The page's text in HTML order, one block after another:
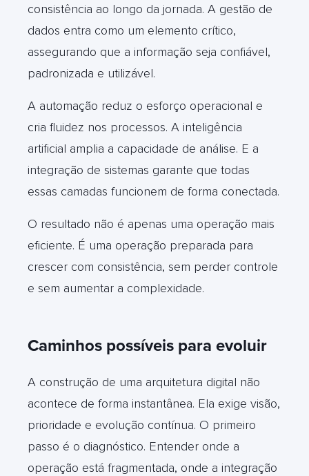
consistência ao longo da jornada. A gestão de
dados entra como um elemento crítico,
assegurando que a informação seja confiável,
padronizada e utilizável.
A automação reduz o esforço operacional e
cria fluidez nos processos. A inteligência
artificial amplia a capacidade de análise. E a
integração de sistemas garante que todas
essas camadas funcionem de forma conectada.
O resultado não é apenas uma operação mais
eficiente. É uma operação preparada para
crescer com consistência, sem perder controle
e sem aumentar a complexidade.
Caminhos possíveis para evoluir
A construção de uma arquitetura digital não
acontece de forma instantânea. Ela exige visão,
prioridade e evolução contínua. O primeiro
passo é o diagnóstico. Entender onde a
operação está fragmentada, onde a integração